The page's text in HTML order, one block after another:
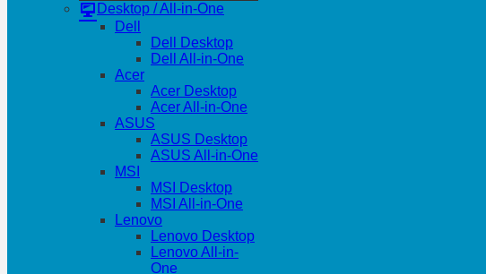
Desktop / All-in-One
Dell
Dell Desktop
Dell All-in-One
Acer
Acer Desktop
Acer All-in-One
ASUS
ASUS Desktop
ASUS All-in-One
MSI
MSI Desktop
MSI All-in-One
Lenovo
Lenovo Desktop
Lenovo All-in-
One